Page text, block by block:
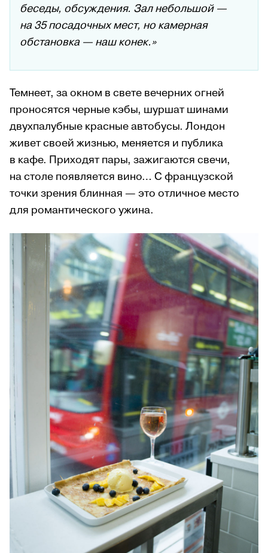
беседы, обсуждения. Зал небольшой —
на 35 посадочных мест, но камерная
обстановка — наш конек.»
Темнеет, за окном в свете вечерних огней
проносятся черные кэбы, шуршат шинами
двухпалубные красные автобусы. Лондон
живет своей жизнью, меняется и публика
в кафе. Приходят пары, зажигаются свечи,
на столе появляется вино… С французской
точки зрения блинная — это отличное место
для романтического ужина.